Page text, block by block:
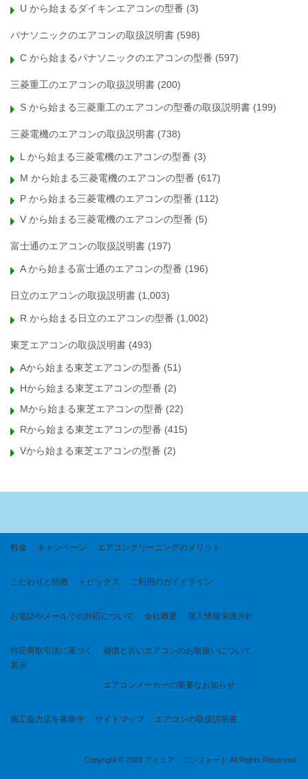
U から始まるダイキンエアコンの型番 (3)
パナソニックのエアコンの取扱説明書 (598)
C から始まるパナソニックのエアコンの型番 (597)
三菱重工のエアコンの取扱説明書 (200)
S から始まる三菱重工のエアコンの型番の取扱説明書 (199)
三菱電機のエアコンの取扱説明書 (738)
L から始まる三菱電機のエアコンの型番 (3)
M から始まる三菱電機のエアコンの型番 (617)
P から始まる三菱電機のエアコンの型番 (112)
V から始まる三菱電機のエアコンの型番 (5)
富士通のエアコンの取扱説明書 (197)
A から始まる富士通のエアコンの型番 (196)
日立のエアコンの取扱説明書 (1,003)
R から始まる日立のエアコンの型番 (1,002)
東芝エアコンの取扱説明書 (493)
Aから始まる東芝エアコンの型番 (51)
Hから始まる東芝エアコンの型番 (2)
Mから始まる東芝エアコンの型番 (22)
Rから始まる東芝エアコンの型番 (415)
Vから始まる東芝エアコンの型番 (2)
料金 キャンペーン エアコンクリーニングのメリット
こだわりと特徴 トピックス ご利用のガイドライン
お電話やメールでの対応について 会社概要 個人情報保護方針
特定商取引法に基づく
表示
補償と古いエアコンのお取扱いについて
エアコンメーカーの重要なお知らせ
施工協力店を募集中 サイトマップ エアコンの取扱説明書
Copyright © 2003 アイエア・コンフォート All Rights Reserved.